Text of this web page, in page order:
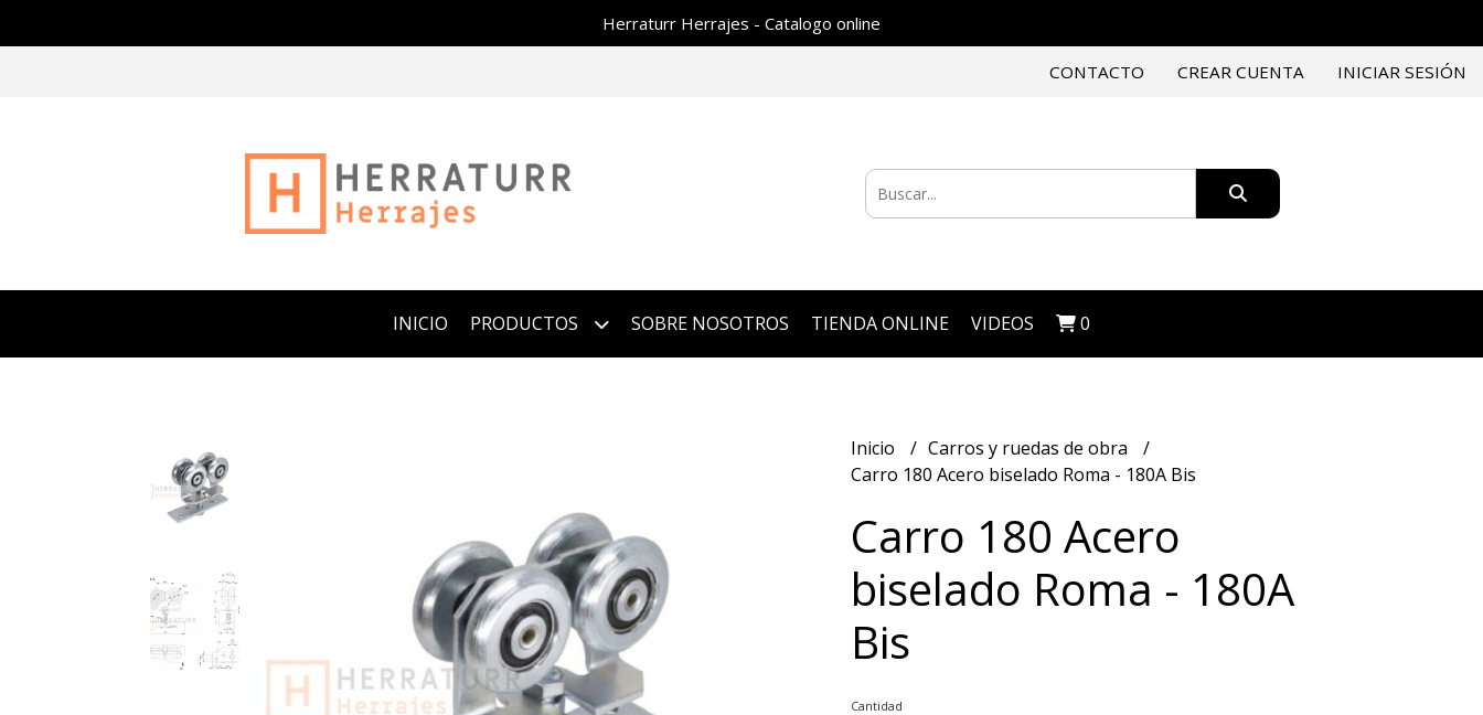
Herraturr Herrajes - Catalogo online
CONTACTO CREAR CUENTA INICIAR SESIÓN
INICIO PRODUCTOS SOBRE NOSOTROS TIENDA ONLINE VIDEOS 0
Inicio
Carros y ruedas de obra
Carro 180 Acero biselado Roma - 180A Bis
Carro 180 Acero
biselado Roma - 180A
Bis
Cantidad